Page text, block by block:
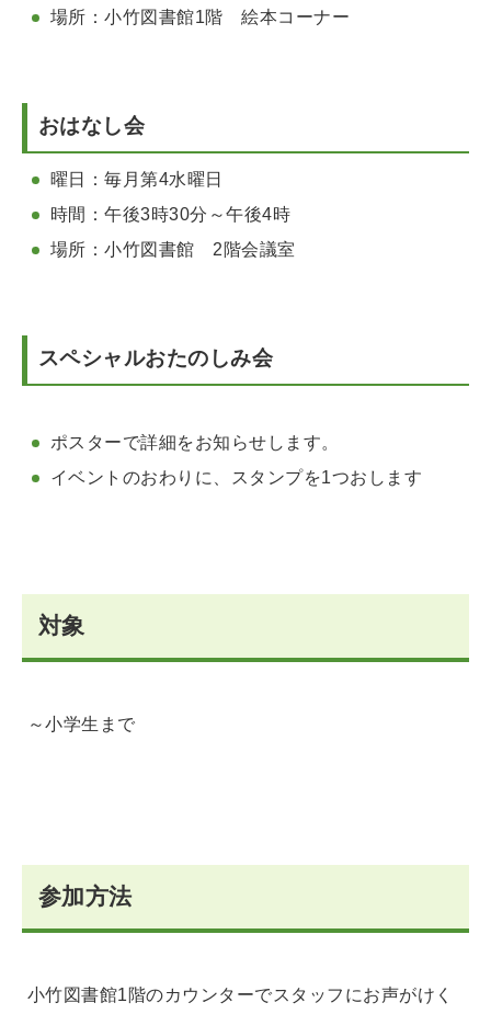
場所：小竹図書館1階 絵本コーナー
おはなし会
曜日：毎月第4水曜日
時間：午後3時30分～午後4時
場所：小竹図書館 2階会議室
スペシャルおたのしみ会
ポスターで詳細をお知らせします。
イベントのおわりに、スタンプを1つおします
対象
～小学生まで
参加方法
小竹図書館1階のカウンターでスタッフにお声がけく